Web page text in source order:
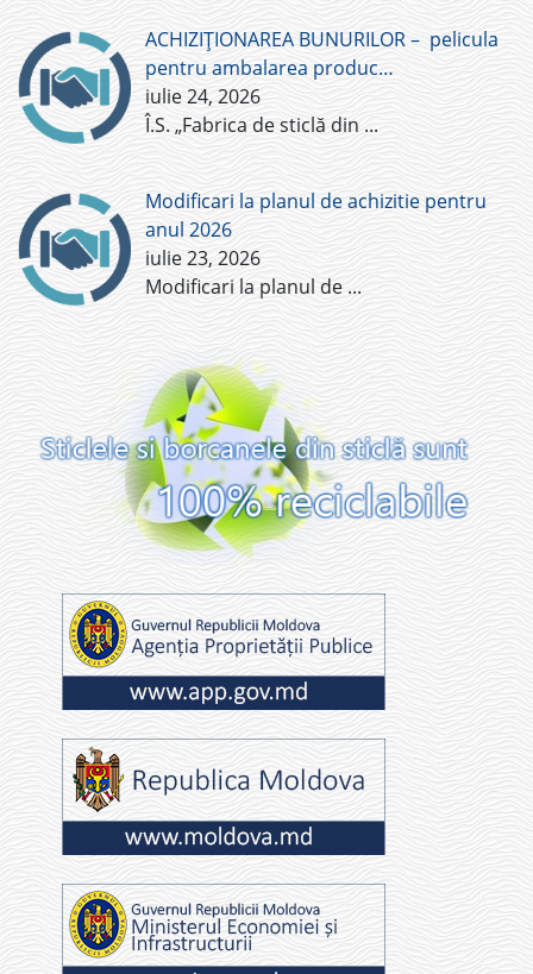
ACHIZIȚIONAREA BUNURILOR – pelicula
pentru ambalarea produc…
iulie 24, 2026
Î.S. „Fabrica de sticlă din ...
Modificari la planul de achizitie pentru
anul 2026
iulie 23, 2026
Modificari la planul de ...